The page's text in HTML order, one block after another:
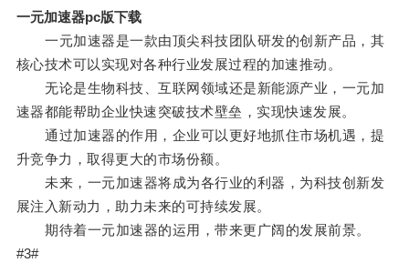
一元加速器pc版下载
一元加速器是一款由顶尖科技团队研发的创新产品，其
核心技术可以实现对各种行业发展过程的加速推动。
无论是生物科技、互联网领域还是新能源产业，一元加
速器都能帮助企业快速突破技术壁垒，实现快速发展。
通过加速器的作用，企业可以更好地抓住市场机遇，提
升竞争力，取得更大的市场份额。
未来，一元加速器将成为各行业的利器，为科技创新发
展注入新动力，助力未来的可持续发展。
期待着一元加速器的运用，带来更广阔的发展前景。
#3#